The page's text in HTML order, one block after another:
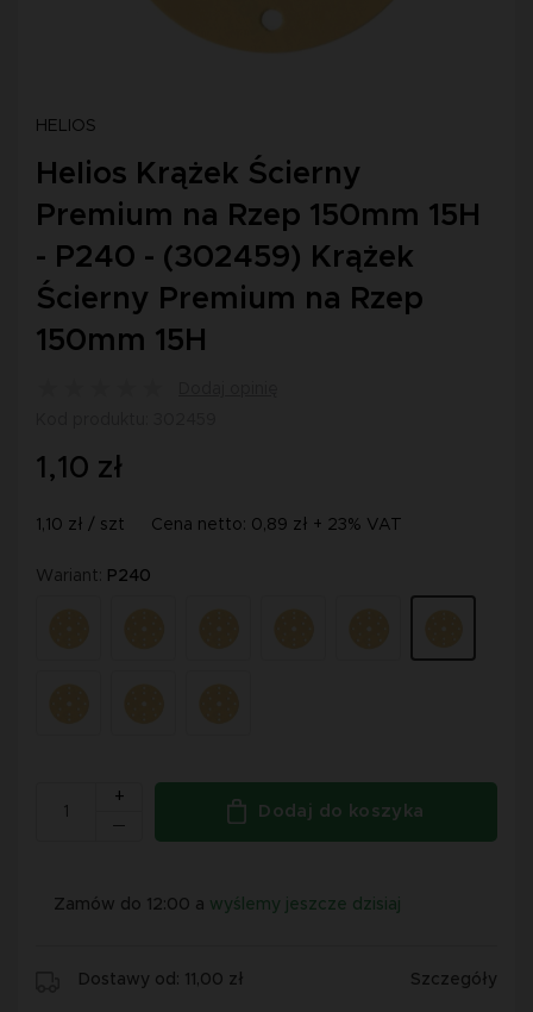
HELIOS
Helios Krążek Ścierny
Premium na Rzep 150mm 15H
- P240 - (302459) Krążek
Ścierny Premium na Rzep
150mm 15H
1,10 zł
1,10 zł / szt Cena netto: 0,89 zł + 23% VAT
Wariant: P240
+
Dodaj do koszyka
Zamów do 12:00 a wyślemy jeszcze dzisiaj
Dostawy od: 11,00 zł Szczegóły